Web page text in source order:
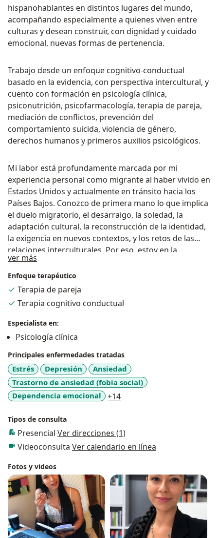
hispanohablantes en distintos lugares del mundo,
acompañando especialmente a quienes viven entre
culturas y desean construir, con dignidad y cuidado
emocional, nuevas formas de pertenencia.
Trabajo desde un enfoque cognitivo-conductual
basado en la evidencia, con perspectiva intercultural, y
cuento con formación en psicología clínica,
psiconutrición, psicofarmacología, terapia de pareja,
mediación de conflictos, prevención del
comportamiento suicida, violencia de género,
derechos humanos y primeros auxilios psicológicos.
Mi labor está profundamente marcada por mi
experiencia personal como migrante al haber vivido en
Estados Unidos y actualmente en tránsito hacia los
Países Bajos. Conozco de primera mano lo que implica
el duelo migratorio, el desarraigo, la soledad, la
adaptación cultural, la reconstrucción de la identidad,
la exigencia en nuevos contextos, y los retos de las
relaciones interculturales. Por eso, estoy en la
capacidad de acompañar a mis pacientes con una
mezcla de conocimiento profesional, empatía genuina
y comprensión real de lo que están viviendo.
ver más
Enfoque terapéutico
Terapia de pareja
Terapia cognitivo conductual
Especialista en:
Psicología clínica
Principales enfermedades tratadas
Estrés Depresión
Ansiedad
Trastorno de ansiedad (fobia social)
Dependencia emocional
+14a11y_sr_more_diseases
Tipos de consulta
Presencial Ver direcciones (1)
Videoconsulta Ver calendario en línea
Fotos y videos